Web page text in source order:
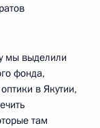
мы выделили
фонда,
в Якутии,
там